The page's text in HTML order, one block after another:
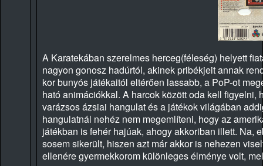
A Karatekában szerelmes herceg(féleség) helyett
nagyon gonosz hadúrtól, akinek pribékjeit annak
kor bunyós játékaitól eltérően lassabb, a PoP-ot
ható animációkkal. A harcok között oda kell
varázsos ázsiai hangulat és a játékok világában
hangulatnál nehéz nem megemlíteni, hogy az
játékban is fehér hajúak, ahogy akkoriban illett. Na,
sosem sikerült, hiszen azt már akkor is nehezen
ellenére gyermekkorom különleges élménye volt,